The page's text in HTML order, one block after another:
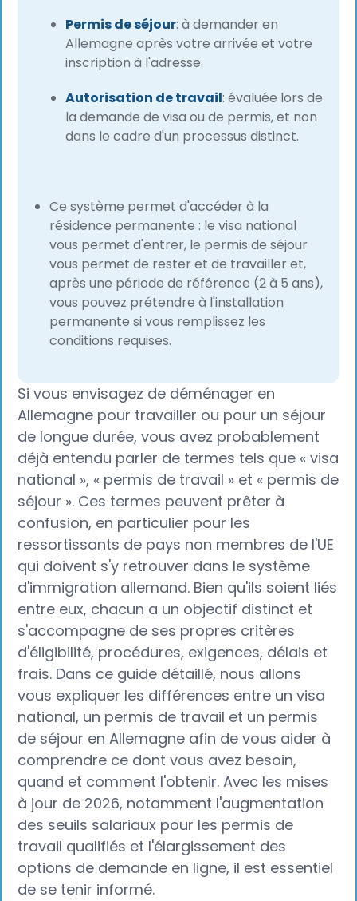
Permis de séjour: à demander en
Allemagne après votre arrivée et votre
inscription à l'adresse.
Autorisation de travail: évaluée lors de
la demande de visa ou de permis, et non
dans le cadre d'un processus distinct.
Ce système permet d'accéder à la
résidence permanente : le visa national
vous permet d'entrer, le permis de séjour
vous permet de rester et de travailler et,
après une période de référence (2 à 5 ans),
vous pouvez prétendre à l'installation
permanente si vous remplissez les
conditions requises.
Si vous envisagez de déménager en
Allemagne pour travailler ou pour un séjour
de longue durée, vous avez probablement
déjà entendu parler de termes tels que « visa
national », « permis de travail » et « permis de
séjour ». Ces termes peuvent prêter à
confusion, en particulier pour les
ressortissants de pays non membres de l'UE
qui doivent s'y retrouver dans le système
d'immigration allemand. Bien qu'ils soient liés
entre eux, chacun a un objectif distinct et
s'accompagne de ses propres critères
d'éligibilité, procédures, exigences, délais et
frais. Dans ce guide détaillé, nous allons
vous expliquer les différences entre un visa
national, un permis de travail et un permis
de séjour en Allemagne afin de vous aider à
comprendre ce dont vous avez besoin,
quand et comment l'obtenir. Avec les mises
à jour de 2026, notamment l'augmentation
des seuils salariaux pour les permis de
travail qualifiés et l'élargissement des
options de demande en ligne, il est essentiel
de se tenir informé.